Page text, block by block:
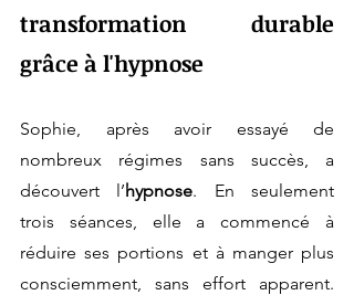
transformation durable
grâce à l'hypnose
Sophie, après avoir essayé de
nombreux régimes sans succès, a
découvert l’hypnose. En seulement
trois séances, elle a commencé à
réduire ses portions et à manger plus
consciemment, sans effort apparent.